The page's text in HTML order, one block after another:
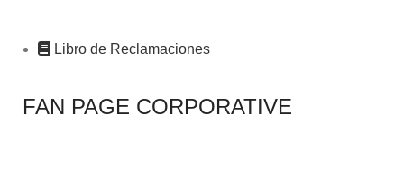
Libro de Reclamaciones
FAN PAGE CORPORATIVE